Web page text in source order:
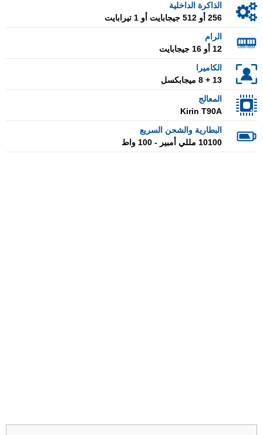
الذاكرة الداخلية
256 أو 512 جيجابايت أو 1 تيرابايت
الرام
12 أو 16 جيجابايت
الكاميرا
13 + 8 ميجابكسل
المعالج
Kirin T90A
البطارية والشحن السريع
10100 مللي أمبير - 100 واط